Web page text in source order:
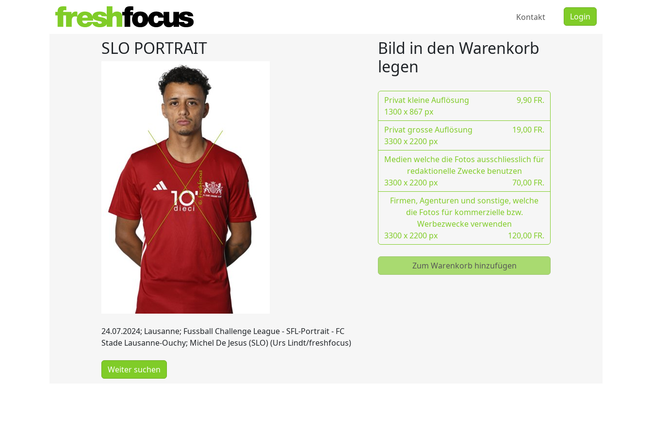
Kontakt Login
SLO PORTRAIT
24.07.2024; Lausanne; Fussball Challenge League - SFL-Portrait - FC
Stade Lausanne-Ouchy; Michel De Jesus (SLO) (Urs Lindt/freshfocus)
Weiter suchen
Bild in den Warenkorb
legen
Privat kleine Auflösung
9,90 FR.
1300 x 867 px
Privat grosse Auflösung
19,00 FR.
3300 x 2200 px
Medien welche die Fotos ausschliesslich für
redaktionelle Zwecke benutzen
70,00 FR.
3300 x 2200 px
Firmen, Agenturen und sonstige, welche
die Fotos für kommerzielle bzw.
Werbezwecke verwenden
120,00 FR.
3300 x 2200 px
Zum Warenkorb hinzufügen